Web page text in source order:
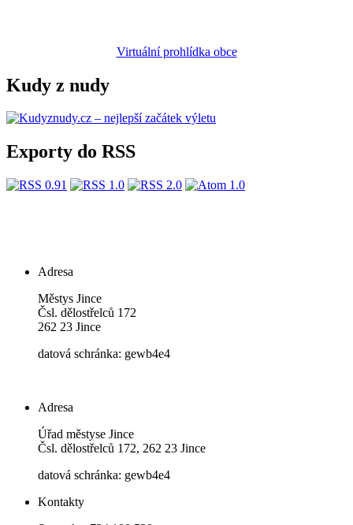
Virtuální prohlídka obce
Kudy z nudy
Exporty do RSS
Adresa
Městys Jince
Čsl. dělostřelců 172
262 23 Jince
datová schránka: gewb4e4
Adresa
Úřad městyse Jince
Čsl. dělostřelců 172, 262 23 Jince
datová schránka: gewb4e4
Kontakty